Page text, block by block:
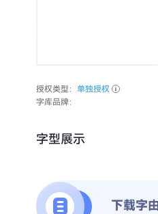
授权类型： 单独授权
字库品牌：
字型展示
下载字